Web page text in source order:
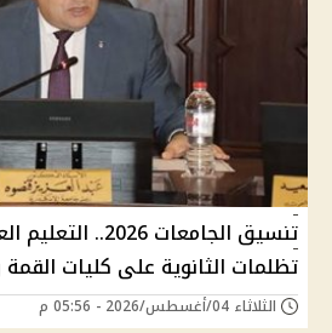
تنسيق الجامعات
تظلمات الثانوية على كليات
الثلاثاء 04/أغسطس/2026 - 05:56 م